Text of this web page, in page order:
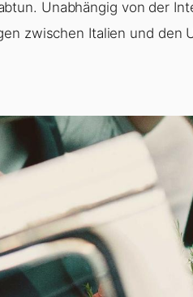
Unabhängig von der
zwischen Italien und den